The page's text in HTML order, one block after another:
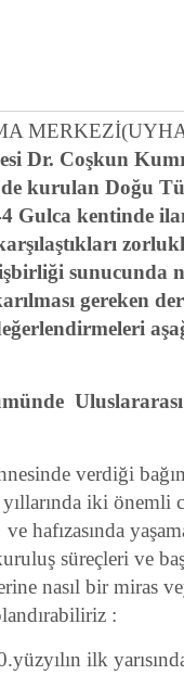
Dr. Coşkun
kurulan Doğu
Gulca kentinde
sunucunda
gereken
verdiği
iki
süreçleri ve
nasıl bir miras
:
ilk